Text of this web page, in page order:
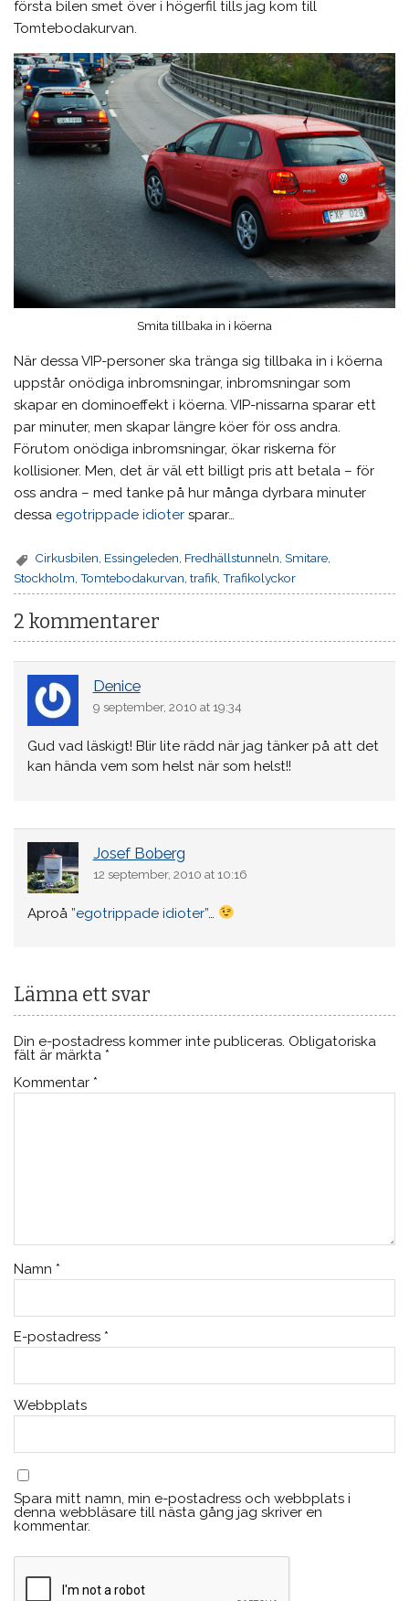
första bilen smet över i högerfil tills jag kom till
Tomtebodakurvan.
Smita tillbaka in i köerna
När dessa VIP-personer ska tränga sig tillbaka in i köerna
uppstår onödiga inbromsningar, inbromsningar som
skapar en dominoeffekt i köerna. VIP-nissarna sparar ett
par minuter, men skapar längre köer för oss andra.
Förutom onödiga inbromsningar, ökar riskerna för
kollisioner. Men, det är väl ett billigt pris att betala – för
oss andra – med tanke på hur många dyrbara minuter
dessa egotrippade idioter sparar…
Cirkusbilen, Essingeleden, Fredhällstunneln,Smitare,
Stockholm ,Tomtebodakurvan ,trafik ,Trafikolyckor
2 kommentarer
Denice
9 september, 2010 at 19:34
Gud vad läskigt! Blir lite rädd när jag tänker på att det
kan hända vem som helst när som helst!!
Josef Boberg
12 september, 2010 at 10:16
Aproå”egotrippade idioter”…
Lämna ett svar
Din e-postadress kommer inte publiceras. Obligatoriska
fält är märkta *
Kommentar *
Namn *
E-postadress *
Webbplats
Spara mitt namn, min e-postadress och webbplats i
denna webbläsare till nästa gång jag skriver en
kommentar.